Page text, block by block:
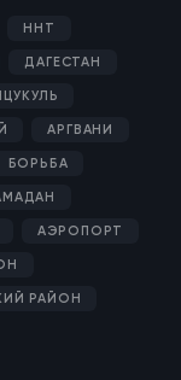
ННТ
ДАГЕСТАН
АРГВАНИ
БОРЬБА
АЭРОПОРТ
РАЙОН